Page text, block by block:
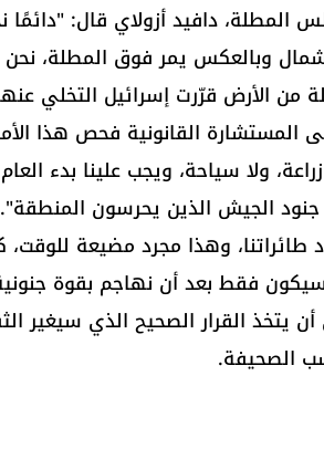
دافيد أزولاي قال: "دائمًا
وبالعكس يمر فوق المطلة،
من الأرض قرّرت إسرائيل التخلي
المستشارة القانونية فحص هذا
ولا سياحة، ويجب علينا بدء
الجيش الذين يحرسون المنطقة".
طائراتنا، وهذا مجرد مضيعة
فقط بعد أن نهاجم بقوة
يتخذ القرار الصحيح الذي سيغير
الصحيفة.